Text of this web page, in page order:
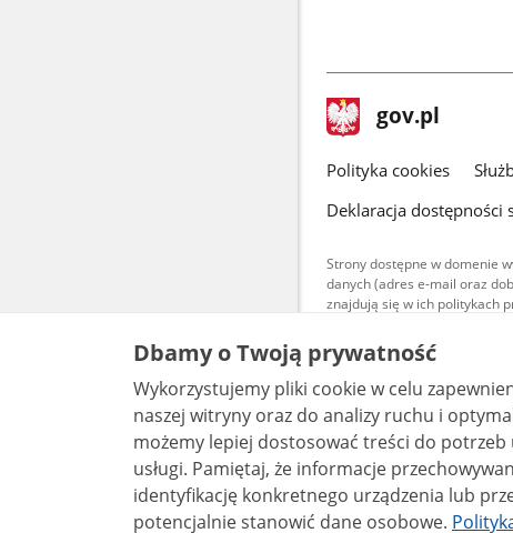
stopka
gov.pl Strona
gov.pl
gov.pl
Polityka cookies
Deklaracja dostępności
Strony dostępne w domenie
danych (adres e-mail oraz
znajdują się w ich politykach
Treści
udostępniane
warunkach
są
bez utworów
Dbamy o Twoją prywatność
Wykorzystujemy pliki cookie w celu
naszej witryny oraz do analizy ruchu i optymalizacji
możemy lepiej dostosować treści do potrzeb
usługi. Pamiętaj, że informacje przechowywane w plikach cookie mogą pozwalać na
identyfikację konkretnego urządzenia lub
potencjalnie stanowić dane osobowe.